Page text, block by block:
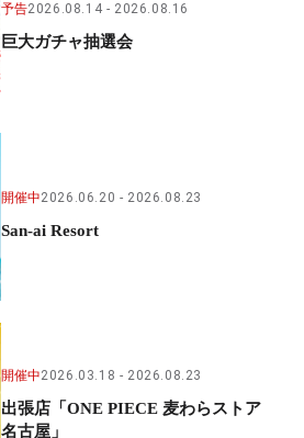
予告2026.08.14 2026.08.16
巨大ガチャ抽選会
開催中2026.06.20 2026.08.23
San-ai Resort
開催中2026.03.18 2026.08.23
出張店「ONE PIECE 麦わらストア
名古屋」